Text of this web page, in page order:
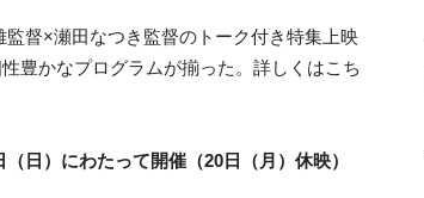
督×瀬田なつき監督のトーク付き特集上映
豊かなプログラムが揃った。詳しくはこち
日）にわたって開催（20日（月）休映）